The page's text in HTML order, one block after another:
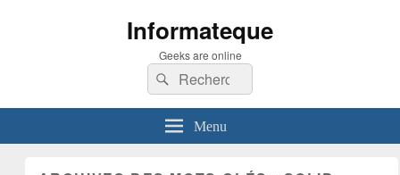
Informateque
Geeks are online
Recherche :
Rechercher
Menu